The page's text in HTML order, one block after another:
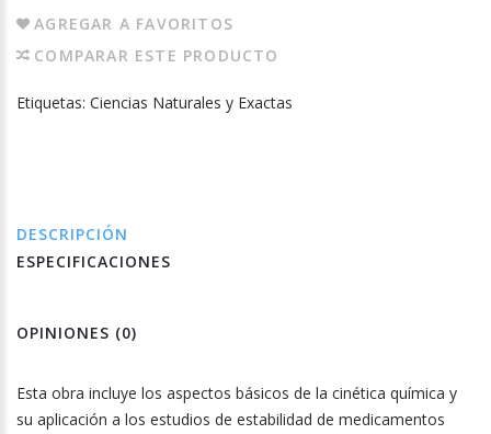
AGREGAR A FAVORITOS
COMPARAR ESTE PRODUCTO
Etiquetas: Ciencias Naturales y Exactas
DESCRIPCIÓN
ESPECIFICACIONES
OPINIONES (0)
Esta obra incluye los aspectos básicos de la cinética química y
su aplicación a los estudios de estabilidad de medicamentos